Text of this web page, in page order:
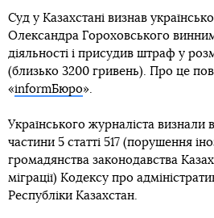
Суд у Казахстані визнав
Олександра Гороховського
діяльності і присудив штраф у
(близько 3200 гривень). Про це
«informБюро».
Українського журналіста визнали
частини 5 статті 517 (порушення
громадянства законодавства
міграції) Кодексу про
Республіки Казахстан.